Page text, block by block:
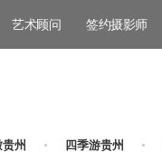
艺术顾问 签约摄影师
州 四季游贵州